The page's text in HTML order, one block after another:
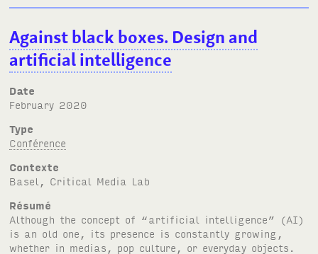
Against black boxes. Design and
artificial intelligence
Date
February 2020
Type
Conférence
Contexte
Basel, Critical Media Lab
Résumé
Although the concept of “artificial intelligence” (AI)
is an old one, its presence is constantly growing,
whether in medias, pop culture, or everyday objects.